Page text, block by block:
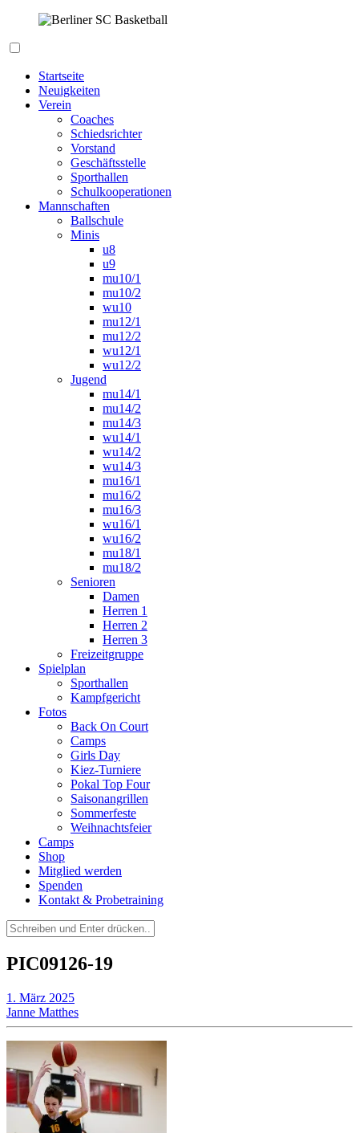
springen
Startseite
Neuigkeiten
Verein
Coaches
Schiedsrichter
Vorstand
Geschäftsstelle
Sporthallen
Schulkooperationen
Mannschaften
Ballschule
Minis
u8
u9
mu10/1
mu10/2
wu10
mu12/1
mu12/2
wu12/1
wu12/2
Jugend
mu14/1
mu14/2
mu14/3
wu14/1
wu14/2
wu14/3
mu16/1
mu16/2
mu16/3
wu16/1
wu16/2
mu18/1
mu18/2
Senioren
Damen
Herren 1
Herren 2
Herren 3
Freizeitgruppe
Spielplan
Sporthallen
Kampfgericht
Fotos
Back On Court
Camps
Girls Day
Kiez-Turniere
Pokal Top Four
Saisonangrillen
Sommerfeste
Weihnachtsfeier
Camps
Shop
Mitglied werden
Spenden
Kontakt & Probetraining
Suchen
nach:
PIC09126-19
1. März 2025
Janne Matthes